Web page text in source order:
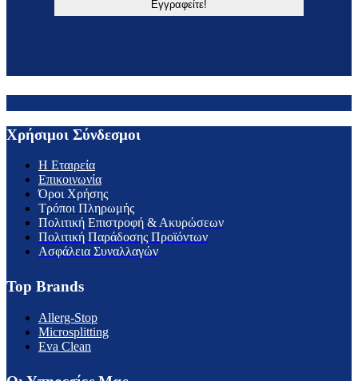
Χρήσιμοι Σύνδεσμοι
H Εταιρεία
Επικοινωνία
Όροι Χρήσης
Τρόποι Πληρωμής
Πολιτική Επιστροφή & Ακυρώσεων
Πολιτική Παράδοσης Προϊόντων
Ασφάλεια Συναλλαγών
Top Brands
Allerg-Stop
Microsplitting
Eva Clean